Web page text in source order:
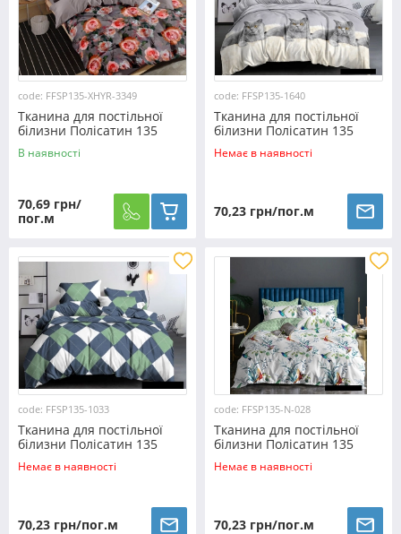
code: FFSP135-XHYR-3349
Тканина для постільної
білизни Полісатин 135
SP135-XHYR-3349 (60м)
В наявності
70,69 грн/
пог.м
code: FFSP135-1640
Тканина для постільної
білизни Полісатин 135
SP135-1640 (60м)
Немає в наявності
70,23 грн/пог.м
code: FFSP135-1033
Тканина для постільної
білизни Полісатин 135
SP135-1033 (60м)
Немає в наявності
70,23 грн/пог.м
code: FFSP135-N-028
Тканина для постільної
білизни Полісатин 135
SP135-N-028 (60м)
Немає в наявності
70,23 грн/пог.м